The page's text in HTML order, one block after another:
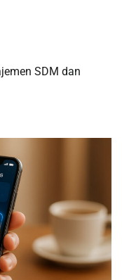
SDM dan